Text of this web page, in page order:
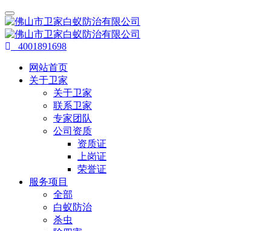
4001891698
网站首页
关于卫家
关于卫家
联系卫家
专家团队
公司资质
资质证
上岗证
荣誉证
服务项目
全部
白蚁防治
杀虫